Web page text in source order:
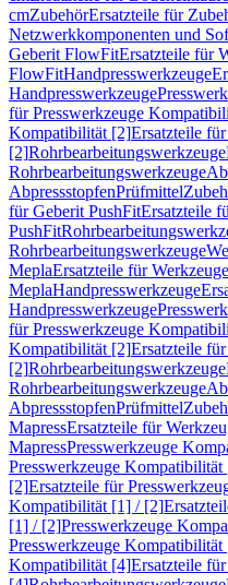
cmZubehörErsatzteile für
Netzwerkkomponenten und
Geberit FlowFitErsatzteile für
FlowFitHandpresswerkzeuge
Handpresswerkzeuge
für Presswerkzeuge
Kompatibilität [2]Ersatzteile
[2]Rohrbearbeitungswerkzeuge
Rohrbearbeitungswerkzeuge
AbpressstopfenPrüfmittel
für Geberit PushFitErsatzteile
PushFit
Rohrbearbeitungswerkzeuge
MeplaErsatzteile für
MeplaHandpresswerkzeuge
Handpresswerkzeuge
für Presswerkzeuge
Kompatibilität [2]Ersatzteile
[2]Rohrbearbeitungswerkzeuge
Rohrbearbeitungswerkzeuge
AbpressstopfenPrüfmittel
MapressErsatzteile für
MapressPresswerkzeuge
Presswerkzeuge Kompatibilität
[2]Ersatzteile für
Kompatibilität [1] / [2]
[1] / [2]Presswerkzeuge
Presswerkzeuge
Kompatibilität [4]Ersatzteile